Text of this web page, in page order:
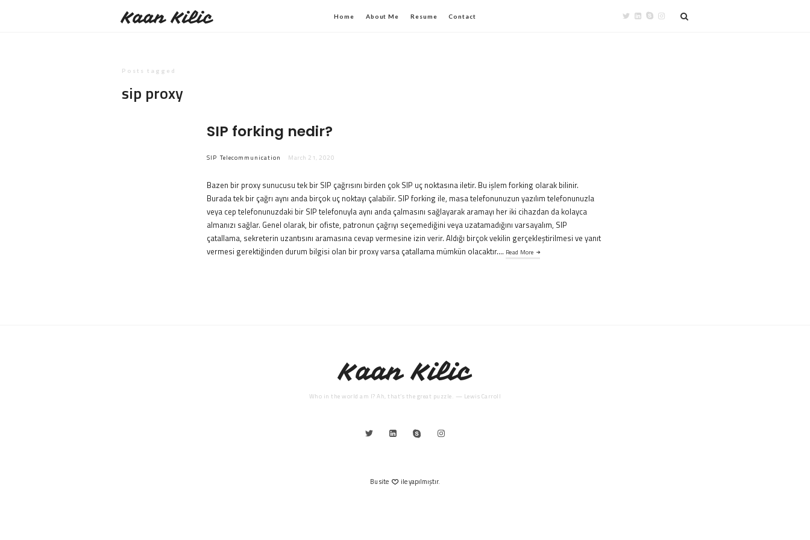
Kaan Kilic Home About Me Resume Contact
Posts tagged
sip proxy
SIP forking nedir?
SIP Telecommunication March 21, 2020
Bazen bir proxy sunucusu tek bir SIP çağrısını birden çok SIP uç noktasına iletir. Bu işlem forking olarak bilinir.
Burada tek bir çağrı aynı anda birçok uç noktayı çalabilir. SIP forking ile, masa telefonunuzun yazılım telefonunuzla
veya cep telefonunuzdaki bir SIP telefonuyla aynı anda çalmasını sağlayarak aramayı her iki cihazdan da kolayca
almanızı sağlar. Genel olarak, bir ofiste, patronun çağrıyı seçemediğini veya uzatamadığını varsayalım, SIP
çatallama, sekreterin uzantısını aramasına cevap vermesine izin verir. Aldığı birçok vekilin gerçekleştirilmesi ve yanıt
vermesi gerektiğinden durum bilgisi olan bir proxy varsa çatallama mümkün olacaktır…. Read More
Kaan Kilic
Who in the world am I? Ah, that’s the great puzzle. — Lewis Carroll
Bu site ile yapılmıştır.